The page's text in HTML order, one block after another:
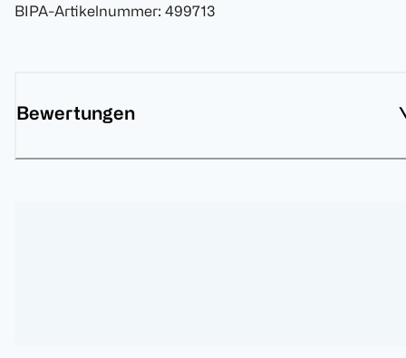
BIPA-Artikelnummer: 499713
Bewertungen